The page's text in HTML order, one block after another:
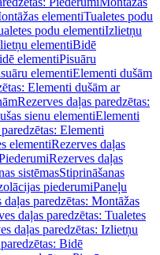
elementiTualetes podu
podu elementiIzlietņu
elementiBidē
elementiPisuāru
elementiElementi dušām
Elementi dušām ar
Rezerves daļas paredzētas:
sienu elementiElementi
Elementi
elementiRezerves daļas
Rezerves daļas
sistēmasStiprināšanas
piederumiPaneļu
daļas paredzētas: Montāžas
daļas paredzētas: Tualetes
daļas paredzētas: Izlietņu
Bidē